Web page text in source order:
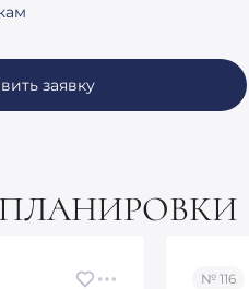
заявку
№ 116